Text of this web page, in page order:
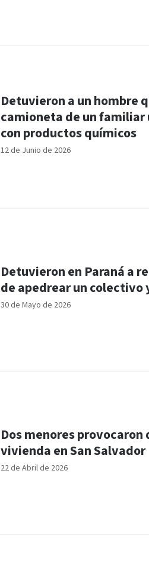
12 de Junio de 2026
Detuvieron a un hombre
camioneta de un familiar
con productos químicos
30 de Mayo de 2026
Detuvieron en Paraná a
de apedrear un colectivo
22 de Abril de 2026
Dos menores provocaron
vivienda en San Salvador